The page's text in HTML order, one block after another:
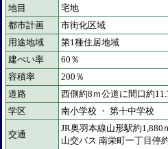
地目
宅地
都市計画
市街化区域
用途地域
第1種住居地域
建ぺい率
60％
容積率
200％
道路
西側約8ｍ公道に間口約
学区
南小学校 ・ 第十中学校
交通
JR奥羽本線山形駅約1,880
山交バス 南栄町一丁目停